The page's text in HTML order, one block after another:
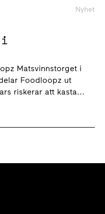
Nyhet
i
Matsvinnstorget i
Foodloopz ut
riskerar att kasta...